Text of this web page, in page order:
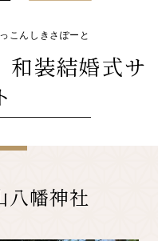
こんしきさぽーと
装結婚式サ
八幡神社